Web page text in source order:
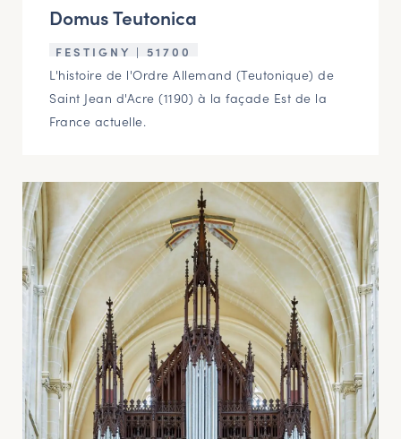
Domus Teutonica
FESTIGNY | 51700
L'histoire de l'Ordre Allemand (Teutonique) de
Saint Jean d'Acre (1190) à la façade Est de la
France actuelle.